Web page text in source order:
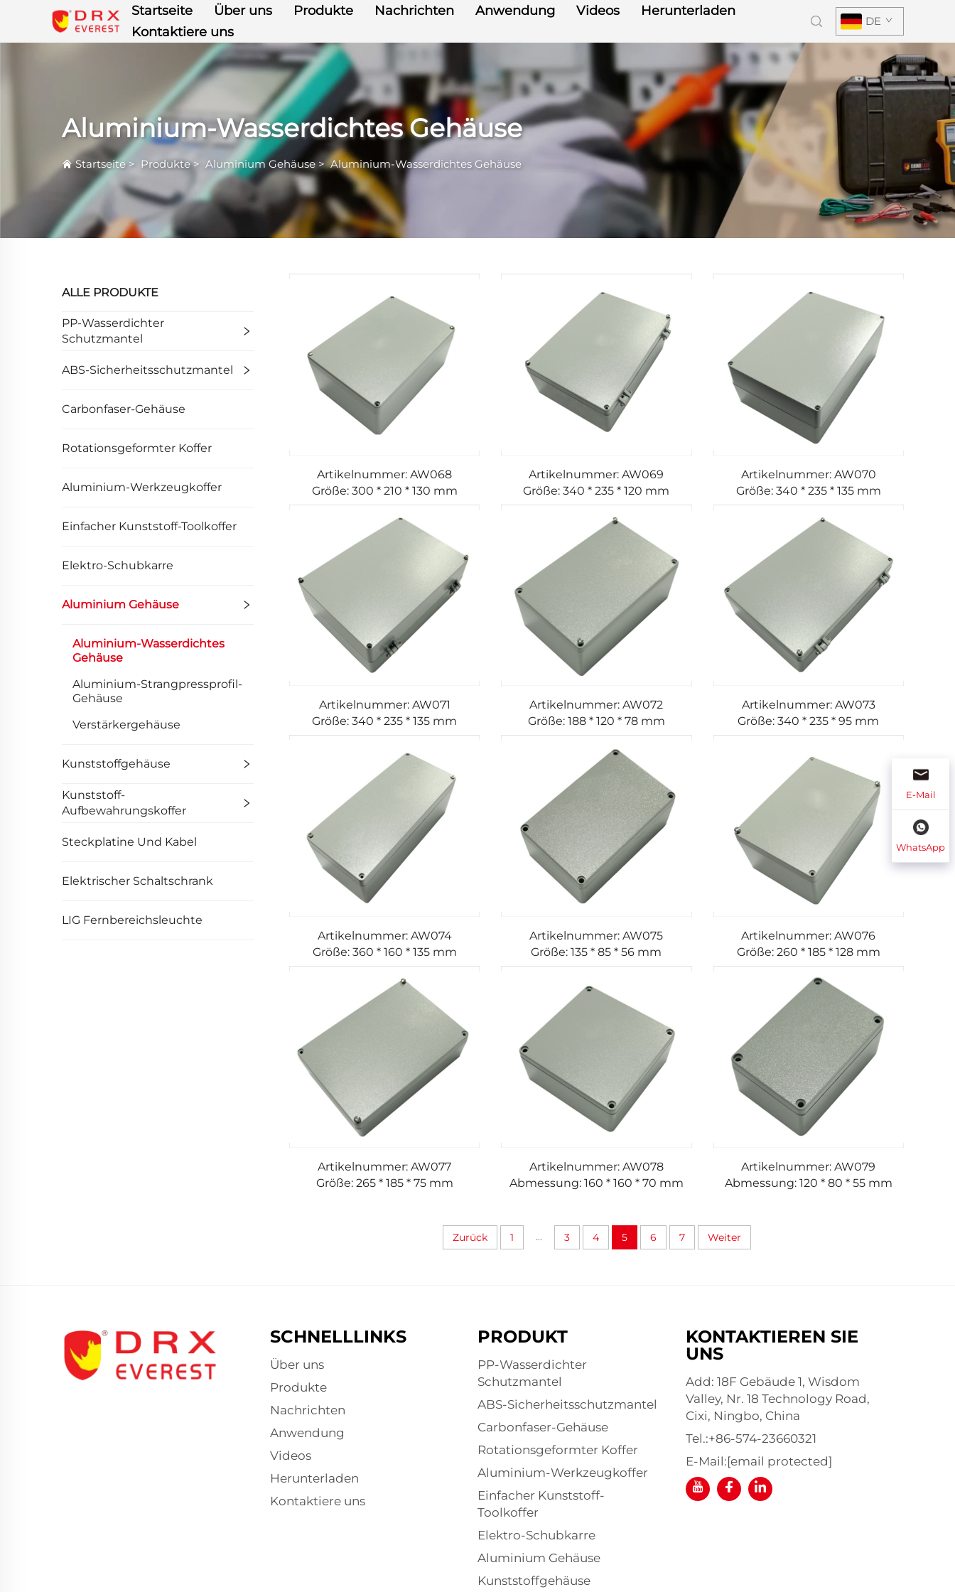
Startseite Über uns Produkte Nachrichten Anwendung Videos
Herunterladen
Kontaktiere uns
DE
Aluminium-Wasserdichtes Gehäuse
Startseite> Produkte> Aluminium Gehäuse>Aluminium-Wasserdichtes Gehäuse
ALLE PRODUKTE
PP-Wasserdichter
Schutzmantel
ABS-Sicherheitsschutzmantel
Carbonfaser-Gehäuse
Rotationsgeformter Koffer
Aluminium-Werkzeugkoffer
Einfacher Kunststoff-Toolkoffer
Elektro-Schubkarre
Aluminium Gehäuse
Aluminium-Wasserdichtes
Gehäuse
Aluminium-Strangpressprofil-
Gehäuse
Verstärkergehäuse
Kunststoffgehäuse
Kunststoff-
Aufbewahrungskoffer
Steckplatine Und Kabel
Elektrischer Schaltschrank
LIG Fernbereichsleuchte
Artikelnummer: AW068
Größe: 300 * 210 * 130 mm
Artikelnummer: AW069
Größe: 340 * 235 * 120 mm
Artikelnummer: AW070
Größe: 340 * 235 * 135 mm
Artikelnummer: AW071
Größe: 340 * 235 * 135 mm
Artikelnummer: AW072
Größe: 188 * 120 * 78 mm
Artikelnummer: AW073
Größe: 340 * 235 * 95 mm
Artikelnummer: AW074
Größe: 360 * 160 * 135 mm
Artikelnummer: AW075
Größe: 135 * 85 * 56 mm
Artikelnummer: AW076
Größe: 260 * 185 * 128 mm
Artikelnummer: AW077
Größe: 265 * 185 * 75 mm
Artikelnummer: AW078
Abmessung: 160 * 160 * 70 mm
Artikelnummer: AW079
Abmessung: 120 * 80 * 55 mm
Zurück 1 ... 3 4 5 6 7 Weiter
E-Mail
WhatsApp
SCHNELLLINKS
Über uns
Produkte
Nachrichten
Anwendung
Videos
Herunterladen
Kontaktiere uns
PRODUKT
PP-Wasserdichter
Schutzmantel
ABS-Sicherheitsschutzmantel
Carbonfaser-Gehäuse
Rotationsgeformter Koffer
Aluminium-Werkzeugkoffer
Einfacher Kunststoff-
Toolkoffer
Elektro-Schubkarre
Aluminium Gehäuse
Kunststoffgehäuse
KONTAKTIEREN SIE
UNS
Add: 18F Gebäude 1, Wisdom
Valley, Nr. 18 Technology Road,
Cixi, Ningbo, China
Tel.:+86-574-23660321
E-Mail:[email protected]